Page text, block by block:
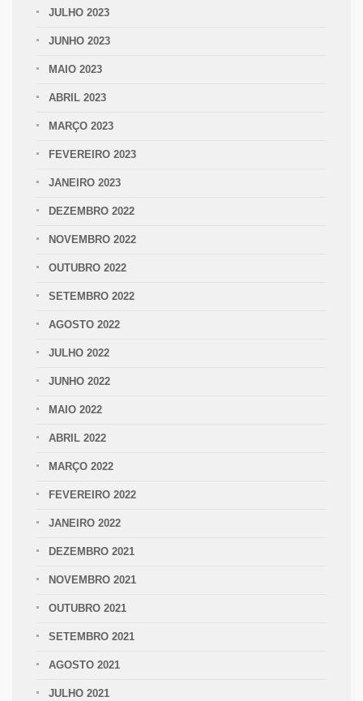
JULHO 2023
JUNHO 2023
MAIO 2023
ABRIL 2023
MARÇO 2023
FEVEREIRO 2023
JANEIRO 2023
DEZEMBRO 2022
NOVEMBRO 2022
OUTUBRO 2022
SETEMBRO 2022
AGOSTO 2022
JULHO 2022
JUNHO 2022
MAIO 2022
ABRIL 2022
MARÇO 2022
FEVEREIRO 2022
JANEIRO 2022
DEZEMBRO 2021
NOVEMBRO 2021
OUTUBRO 2021
SETEMBRO 2021
AGOSTO 2021
JULHO 2021